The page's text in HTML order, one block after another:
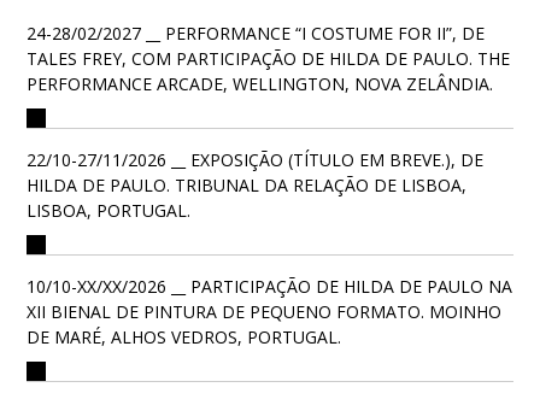
24-28/02/2027 __ PERFORMANCE “I COSTUME FOR II”, DE
TALES FREY, COM PARTICIPAÇÃO DE HILDA DE PAULO. THE
PERFORMANCE ARCADE, WELLINGTON, NOVA ZELÂNDIA.
22/10-27/11/2026 __ EXPOSIÇÃO (TÍTULO EM BREVE.), DE
HILDA DE PAULO. TRIBUNAL DA RELAÇÃO DE LISBOA,
LISBOA, PORTUGAL.
10/10-XX/XX/2026 __ PARTICIPAÇÃO DE HILDA DE PAULO NA
XII BIENAL DE PINTURA DE PEQUENO FORMATO. MOINHO
DE MARÉ, ALHOS VEDROS, PORTUGAL.